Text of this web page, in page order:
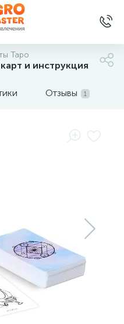
Таро
и инструкция
Отзывы 1